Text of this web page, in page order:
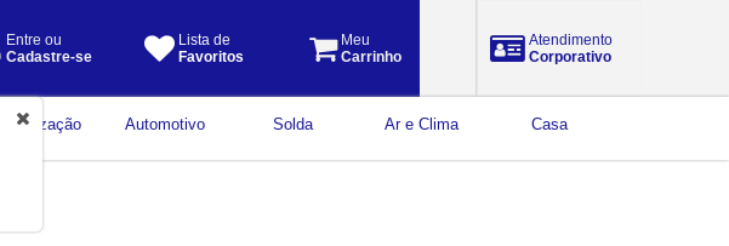
Entre ou
Cadastre-se
Lista de
Favoritos
Meu
Carrinho
Atendimento
Corporativo
Organização Automotivo Solda Ar e Clima Casa